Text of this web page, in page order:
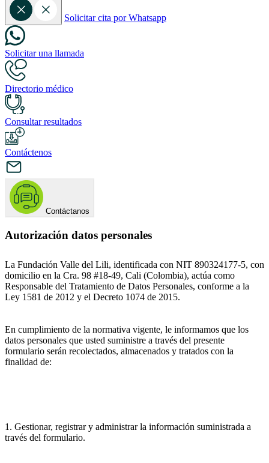
Solicitar cita por Whatsapp
Solicitar una llamada
Directorio médico
Consultar resultados
Contáctenos
Contáctanos
Autorización datos personales
La Fundación Valle del Lili, identificada con NIT 890324177-5, con
domicilio en la Cra. 98 #18-49, Cali (Colombia), actúa como
Responsable del Tratamiento de Datos Personales, conforme a la
Ley 1581 de 2012 y el Decreto 1074 de 2015.
En cumplimiento de la normativa vigente, le informamos que los
datos personales que usted suministre a través del presente
formulario serán recolectados, almacenados y tratados con la
finalidad de:
1. Gestionar, registrar y administrar la información suministrada a
través del formulario.